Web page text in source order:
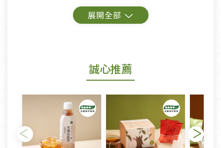
鑑賞期商品說明：
若您購買的商品有下列「不適用七天鑑賞期商品」情
形者，除商品瑕疵以外，恕不接受退換貨.
依消保法之規定提供該商品七天免費鑑賞期(含例假
日)的服務，原則上若商品未經使用或被汙損(除商品
瑕疵)，一般皆可申請退換貨。
誠心推薦